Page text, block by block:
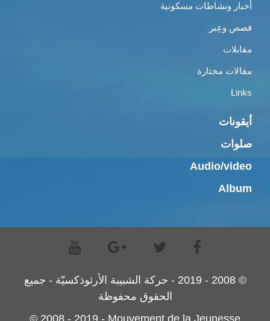
أخبار ونشاطات مسكونية
قصص وعِبر
مقابلات
مقالات مختارة
Links
أيقونات
صلوات
Audio/video
Album
© 2008 - 2019 - حركة الشبيبة الأرثوذكسيّة - جميع
الحقوق محفوظة